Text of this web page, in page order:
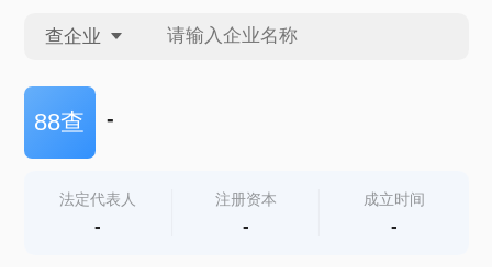
查企业
查企业
查产地
88查 -
法定代表人
-
注册资本
-
成立时间
-